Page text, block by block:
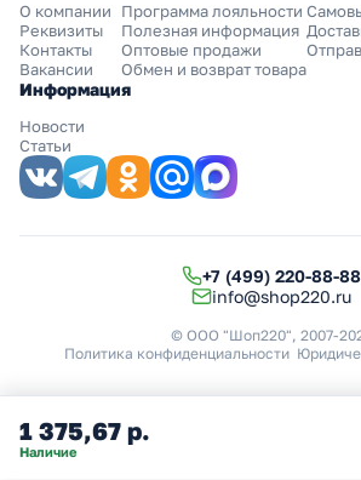
1 375,67 р.
Наличие
О компании
Реквизиты
Контакты
Вакансии
Программа лояльности
Полезная информация
Оптовые продажи
Обмен и возврат товара
Информация
Новости
Статьи
+7 (499) 220-88-88
info@shop220.ru
© ООО "Шоп220", 2007-
Политика конфиденциальности